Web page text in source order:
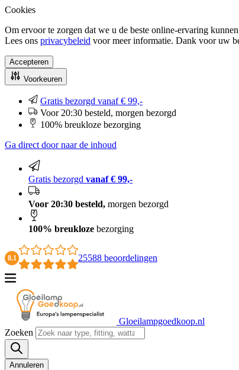
Cookies
Om ervoor te zorgen dat we u de beste online-ervaring
Lees ons privacybeleid voor meer informatie. Dank voor uw
Accepteren
Voorkeuren
Gratis bezorgd vanaf € 99,-
Voor 20:30 besteld, morgen bezorgd
100% breukloze bezorging
Ga direct door naar de inhoud
Gratis bezorgd vanaf € 99,-
Voor 20:30 besteld, morgen bezorgd
100% breukloze bezorging
8.1 25588 beoordelingen
Gloeilampgoedkoop.nl
Zoeken
Annuleren